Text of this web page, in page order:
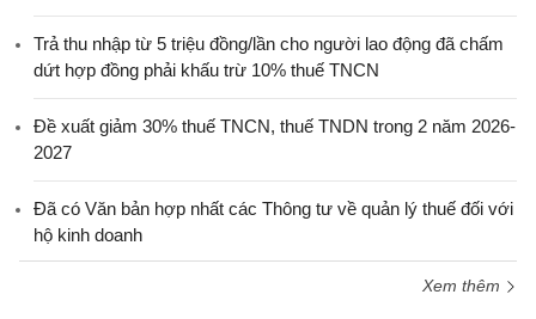
Trả thu nhập từ 5 triệu đồng/lần cho người lao động đã chấm
dứt hợp đồng phải khấu trừ 10% thuế TNCN
Đề xuất giảm 30% thuế TNCN, thuế TNDN trong 2 năm 2026-
2027
Đã có Văn bản hợp nhất các Thông tư về quản lý thuế đối với
hộ kinh doanh
Xem thêm